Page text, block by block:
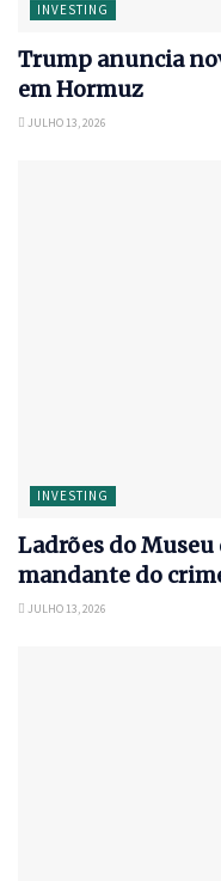
INVESTING
Trump anuncia
em Hormuz
JULHO 13, 2026
INVESTING
Ladrões do
mandante do
JULHO 13, 2026